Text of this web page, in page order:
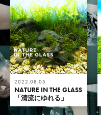
2022.08.05
NATURE IN THE GLASS
「清流にゆれる」